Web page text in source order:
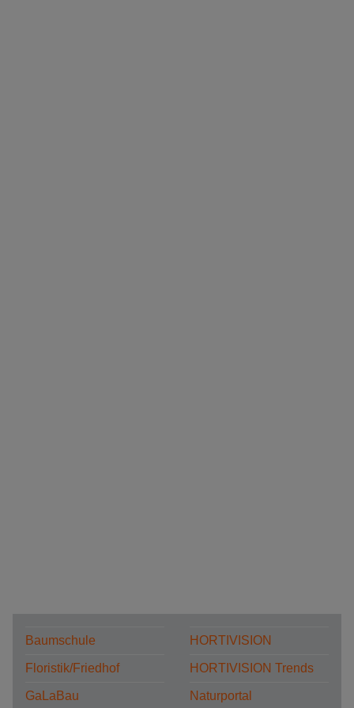
Baumschule
Floristik/Friedhof
GaLaBau
HORTIVISION
HORTIVISION Trends
Naturportal